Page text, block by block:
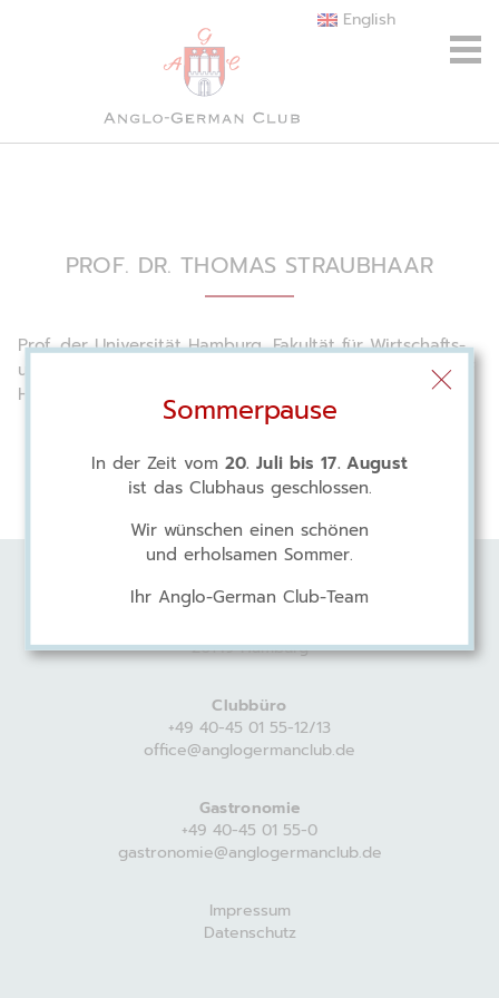
English
PROF. DR. THOMAS STRAUBHAAR
Prof. der Universität Hamburg, Fakultät für Wirtschafts-
und Sozialwissenschaften, Stiftungsvorstand des Club of
Hamburg
Anglo-German Club
20149 Hamburg
Clubbüro
+49 40-45 01 55-12/13
office@anglogermanclub.de
Gastronomie
+49 40-45 01 55-0
gastronomie@anglogermanclub.de
Impressum
Datenschutz
Sommerpause
In der Zeit vom 20. Juli bis 17. August
ist das Clubhaus geschlossen.
Wir wünschen einen schönen
und erholsamen Sommer.
Ihr Anglo-German Club-Team